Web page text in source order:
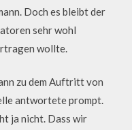
Doch es bleibt der
sehr wohl
wollte.
zu dem Auftritt von
antwortete prompt.
ja nicht. Dass wir